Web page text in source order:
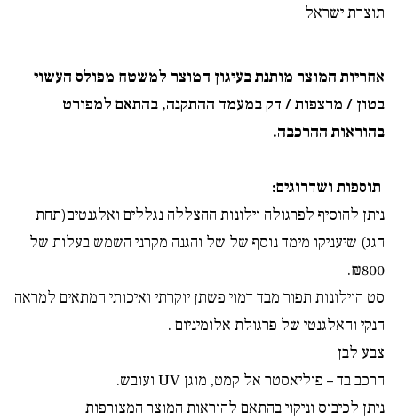
תוצרת ישראל
אחריות המוצר מותנת בעיגון המוצר למשטח מפולס העשוי
בטון / מרצפות / דק במעמד ההתקנה, בהתאם למפורט
בהוראות ההרכבה.
תוספות ושדרוגים:
ניתן להוסיף לפרגולה וילונות ההצללה נגללים ואלגנטים(תחת
הגג) שיעניקו מימד נוסף של של והגנה מקרני השמש בעלות של
₪800.
סט הוילונות תפור מבד דמוי פשתן יוקרתי ואיכותי המתאים למראה
הנקי והאלגנטי של פרגולת אלומיניום .
צבע לבן
הרכב בד – פוליאסטר אל קמט, מוגן UV ועובש.
ניתן לכיבוס וניקוי בהתאם להוראות המוצר המצורפות